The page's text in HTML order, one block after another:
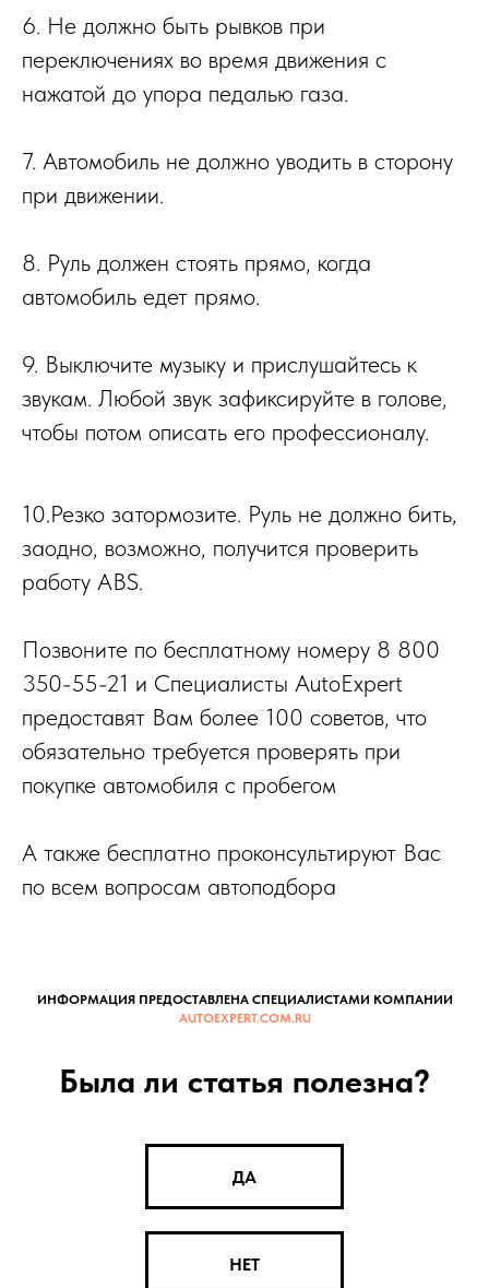
6. Не должно быть рывков при
переключениях во время движения с
нажатой до упора педалью газа.
7. Автомобиль не должно уводить в сторону
при движении.
8. Руль должен стоять прямо, когда
автомобиль едет прямо.
9. Выключите музыку и прислушайтесь к
звукам. Любой звук зафиксируйте в голове,
чтобы потом описать его профессионалу.
10.Резко затормозите. Руль не должно бить,
заодно, возможно, получится проверить
работу ABS.
Позвоните по бесплатному номеру 8 800
350-55-21 и Специалисты AutoExpert
предоставят Вам более 100 советов, что
обязательно требуется проверять при
покупке автомобиля с пробегом
А также бесплатно проконсультируют Вас
по всем вопросам автоподбора
ИНФОРМАЦИЯ ПРЕДОСТАВЛЕНА СПЕЦИАЛИСТАМИ КОМПАНИИ
AUTOEXPERT.COM.RU
Была ли статья полезна?
ДА
НЕТ